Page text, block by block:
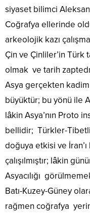
siyaset bilimci
Coğrafya ellerinde
arkeolojik kazı
Çin ve Çinliler’in
olmak ve tarih
Asya gerçekten
büyüktür; bu yönü ile
lâkin Asya’nın Proto
bellidir; Türkler-
doğuya etkisi ve
çalışılmıştır; lâkin
Asyacılığı
Batı-Kuzey-Güney
rağmen coğrafya